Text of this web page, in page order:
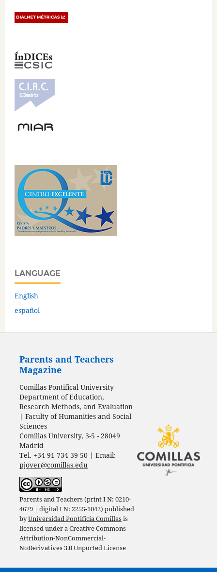
LANGUAGE
English
español
Parents and Teachers
Magazine
Comillas Pontifical University
Department of Education,
Research Methods, and Evaluation
| Faculty of Humanities and Social
Sciences
Comillas University, 3-5 - 28049
Madrid
Tel. +34 91 734 39 50 | Email:
pjover@comillas.edu
Parents and Teachers (print I N: 0210-
4679 | digital I N: 2255-1042) published
byUniversidad Pontificia Comillasis
licensed under aCreative Commons
Attribution-NonCommercial-
NoDerivatives 3.0 Unported License